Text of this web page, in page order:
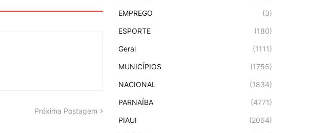
Próxima Postagem
EMPREGO (3)
ESPORTE (180)
Geral (1111)
MUNICÍPIOS (1755)
NACIONAL (1834)
PARNAÍBA (4771)
PIAUI (2064)